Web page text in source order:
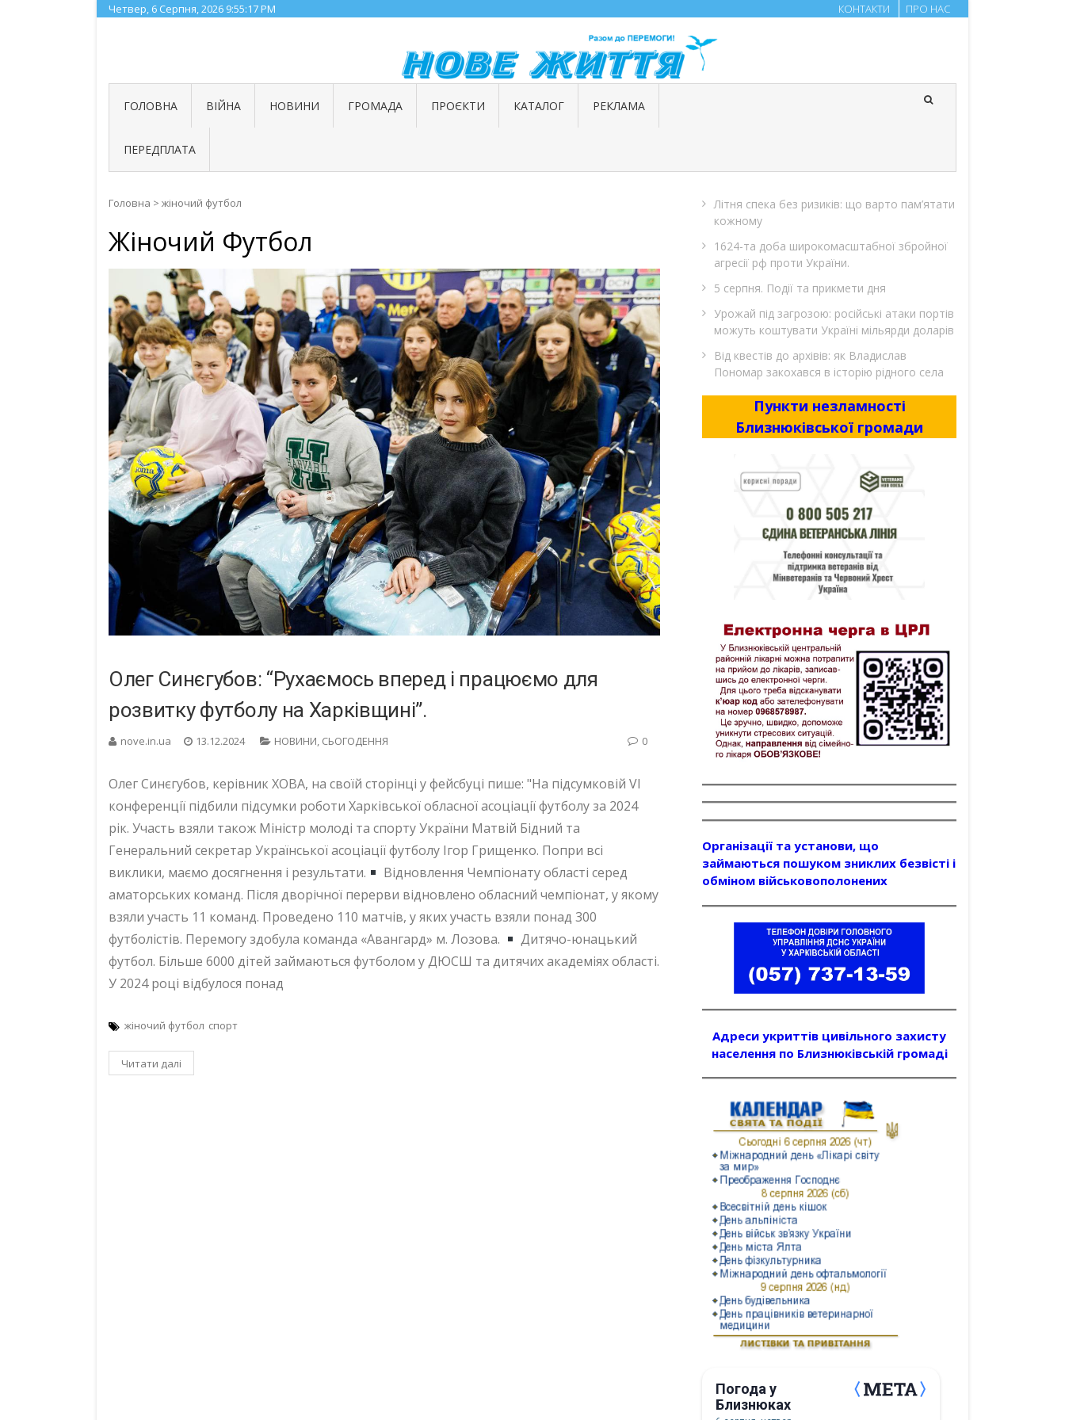
Skip
to
Четвер, 6 Серпня, 2026 9:55:18 PM КОНТАКТИ ПРО НАС
ГОЛОВНА ВІЙНА НОВИНИ ГРОМАДА ПРОЄКТИ КАТАЛОГ РЕКЛАМА
ПЕРЕДПЛАТА
Головна > жіночий футбол
Жіночий Футбол
Олег Синєгубов: “Рухаємось вперед і працюємо для
розвитку футболу на Харківщині”.
nove.in.ua 13.12.2024 НОВИНИ, СЬОГОДЕННЯ 0
Олег Синєгубов, керівник ХОВА, на своїй сторінці у фейсбуці пише: "На підсумковій VІ
конференції підбили підсумки роботи Харківської обласної асоціації футболу за 2024
рік. Участь взяли також Міністр молоді та спорту України Матвій Бідний та
Генеральний секретар Української асоціації футболу Ігор Грищенко. Попри всі
виклики, маємо досягнення і результати.
Відновлення Чемпіонату області серед
аматорських команд. Після дворічної перерви відновлено обласний чемпіонат, у якому
взяли участь 11 команд. Проведено 110 матчів, у яких участь взяли понад 300
футболістів. Перемогу здобула команда «Авангард» м. Лозова.
Дитячо-юнацький
футбол. Більше 6000 дітей займаються футболом у ДЮСШ та дитячих академіях області.
У 2024 році відбулося понад
жіночий футбол спорт
Читати далі
Літня спека без ризиків: що варто пам’ятати
кожному
1624-та доба широкомасштабної збройної
агресії рф проти України.
5 серпня. Події та прикмети дня
Урожай під загрозою: російські атаки портів
можуть коштувати Україні мільярди доларів
Від квестів до архівів: як Владислав
Пономар закохався в історію рідного села
Пункти незламності
Близнюківської громади
Організації та установи, що
займаються пошуком зниклих безвісті і
обміном військовополонених
Адреси укриттів цивільного захисту
населення по Близнюківській громаді
Погода у
Близнюках